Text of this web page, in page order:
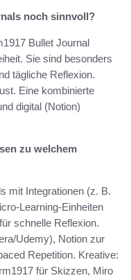
noch sinnvoll?
Bullet Journal
Sie sind besonders
tägliche Reflexion.
Eine kombinierte
digital (Notion)
zu welchem
mit Integrationen (z. B.
Learning-Einheiten
schnelle Reflexion.
Udemy), Notion zur
Repetition. Kreative:
für Skizzen, Miro